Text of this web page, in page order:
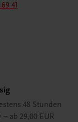
41
48 Stunden
ab 29,00 EUR